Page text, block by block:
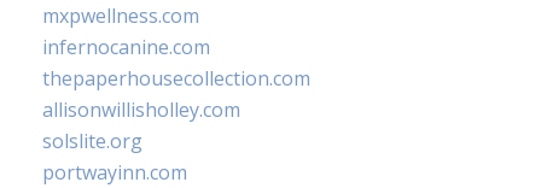
mxpwellness.com
infernocanine.com
thepaperhousecollection.com
allisonwillisholley.com
solslite.org
portwayinn.com